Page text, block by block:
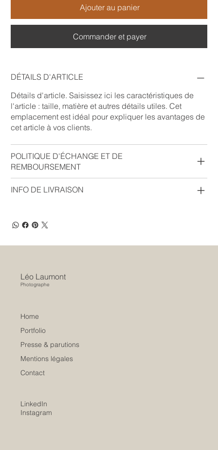
Ajouter au panier
Commander et payer
DÉTAILS D'ARTICLE
Détails d'article. Saisissez ici les caractéristiques de
l'article : taille, matière et autres détails utiles. Cet
emplacement est idéal pour expliquer les avantages de
cet article à vos clients.
POLITIQUE D'ÉCHANGE ET DE
REMBOURSEMENT
INFO DE LIVRAISON
Léo Laumont
Photographe
Home
Portfolio
Presse & parutions
Mentions légales
Contact
LinkedIn
Instagram